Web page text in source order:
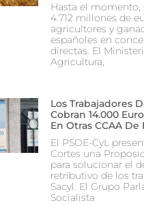
Hasta el momento,
4.712 millones de
agricultores y
españoles en
directas. El
Agricultura,
Los Trabajadores
Cobran 14.000
En Otras CCAA De
El PSOE-CyL
Cortes una
para solucionar el
retributivo de los
Sacyl. El Grupo
Socialista